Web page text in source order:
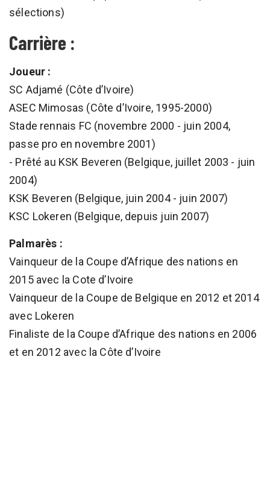
sélections)
Carrière :
Joueur :
SC Adjamé (Côte d’Ivoire)
ASEC Mimosas (Côte d’Ivoire, 1995-2000)
Stade rennais FC (novembre 2000 - juin 2004,
passe pro en novembre 2001)
- Prêté au KSK Beveren (Belgique, juillet 2003 - juin
2004)
KSK Beveren (Belgique, juin 2004 - juin 2007)
KSC Lokeren (Belgique, depuis juin 2007)
Palmarès :
Vainqueur de la Coupe d’Afrique des nations en
2015 avec la Cote d’Ivoire
Vainqueur de la Coupe de Belgique en 2012 et 2014
avec Lokeren
Finaliste de la Coupe d’Afrique des nations en 2006
et en 2012 avec la Côte d’Ivoire